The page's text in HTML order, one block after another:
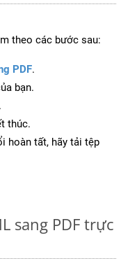
theo các bước sau:
PDF.
bạn.
.
thúc.
hoàn tất, hãy tải tệp
sang PDF trực